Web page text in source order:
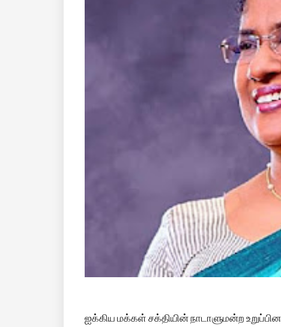
ஐக்கிய மக்கள் சக்தியின் நாடாளுமன்ற